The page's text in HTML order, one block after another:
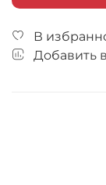
В
Добавить